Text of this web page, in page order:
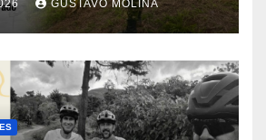
GUSTAVO MOLINA